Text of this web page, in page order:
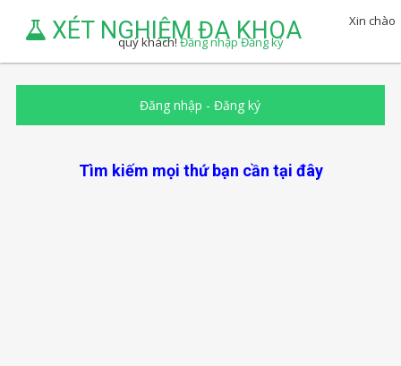
XÉT NGHIỆM ĐA KHOA
Xin chào
quý khách!Đăng nhậpĐăng ký
Đăng nhập -Đăng ký
Tìm kiếm mọi thứ bạn cần tại đây